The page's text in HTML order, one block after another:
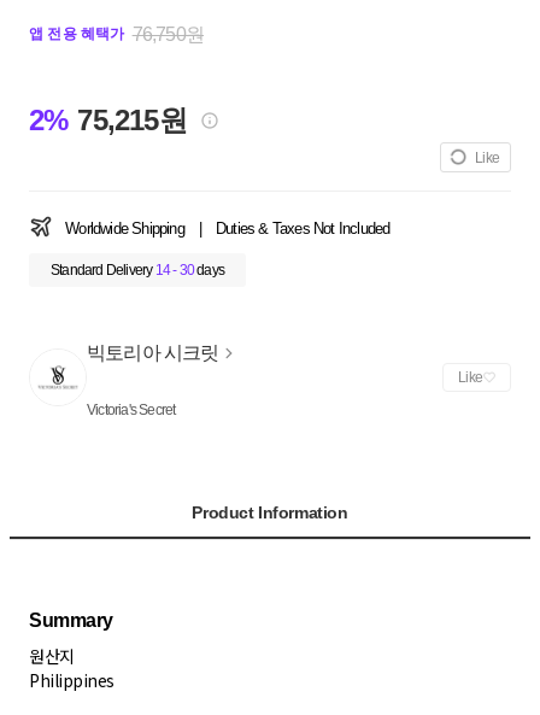
앱 전용 혜택가 76,750원
2% 75,215원
Like
Worldwide Shipping Duties & Taxes Not Included
Standard Delivery 14 - 30days
빅토리아 시크릿
Victoria's Secret
Like
Product Information
Summary
원산지
Philippines